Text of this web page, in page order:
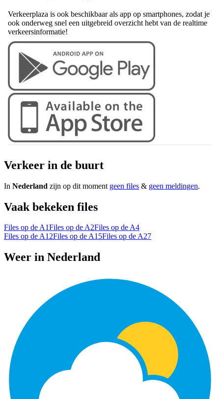
Verkeerplaza is ook beschikbaar als app op smartphones, zodat je
ook onderweg snel een uitgebreid overzicht hebt van de realtime
verkeersinformatie!
Verkeer in de buurt
In Nederland zijn op dit moment geen files & geen meldingen.
Vaak bekeken files
Files op de A1Files op de A2Files op de A4
Files op de A12Files op de A15Files op de A27
Weer in Nederland